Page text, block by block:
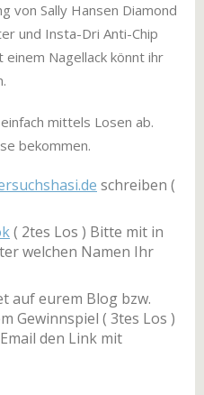
von Sally Hansen Diamond
und Insta-Dri Anti-Chip
Nagellack könnt ihr
mittels Losen ab.
bekommen.
schreiben (
( 2tes Los ) Bitte mit in
welchen Namen Ihr
auf eurem Blog bzw.
Gewinnspiel ( 3tes Los )
den Link mit